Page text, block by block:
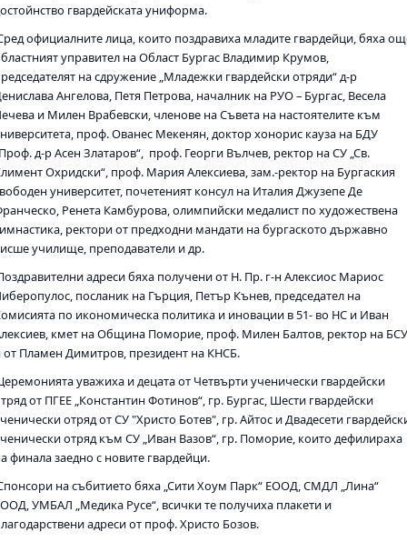
гвардейската униформа.
официалните лица, които поздравиха младите гвардейци, бяха
управител на Област Бургас Владимир Крумов,
на сдружение „Младежки гвардейски отряди“ д-р
Ангелова, Петя Петрова, началник на РУО – Бургас, Весела
и Милен Врабевски, членове на Съвета на настоятелите към
проф. Ованес Мекенян, доктор хонорис кауза на БДУ
д-р Асен Златаров“, проф. Георги Вълчев, ректор на СУ „Св.
Охридски“, проф. Мария Алексиева, зам.-ректор на Бургаския
университет, почетеният консул на Италия Джузепе Де
Ренета Камбурова, олимпийски медалист по художествена
ректори от предходни мандати на бургаското държавно
училище, преподаватели и др.
адреси бяха получени от Н. Пр. г-н Алексиос Мариос
посланик на Гърция, Петър Кънев, председател на
по икономическа политика и иновации в 51- во НС и Иван
кмет на Община Поморие, проф. Милен Балтов, ректор на
от Пламен Димитров, президент на КНСБ.
уважиха и децата от Четвърти ученически гвардейски
от ПГЕЕ „Константин Фотинов“, гр. Бургас, Шести гвардейски
отряд от СУ "Христо Ботев", гр. Айтос и Двадесети
отряд към СУ „Иван Вазов“, гр. Поморие, които дефилираха
финала заедно с новите гвардейци.
на събитието бяха „Сити Хоум Парк“ ЕООД, СМДЛ „Лина“
УМБАЛ „Медика Русе“, всички те получиха плакети и
адреси от проф. Христо Бозов.